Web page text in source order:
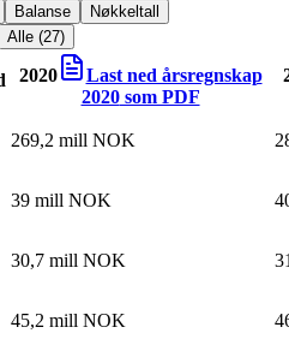
Balanse
Nøkkeltall
Alle (27)
2020
Last ned årsregnskap
2020som PDF
269,2 mill NOK
39 mill NOK
30,7 mill NOK
45,2 mill NOK